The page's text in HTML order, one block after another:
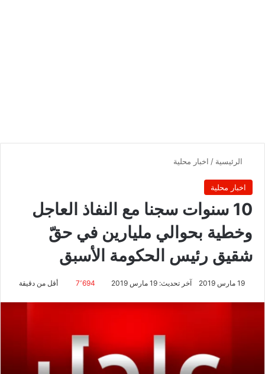
الرئيسية / اخبار محلية
اخبار محلية
10 سنوات سجنا مع النفاذ العاجل
وخطية بحوالي مليارين في حقّ
شقيق رئيس الحكومة الأسبق
19 مارس 2019 آخر تحديث: 19 مارس 2019 7٬694 أقل من دقيقة